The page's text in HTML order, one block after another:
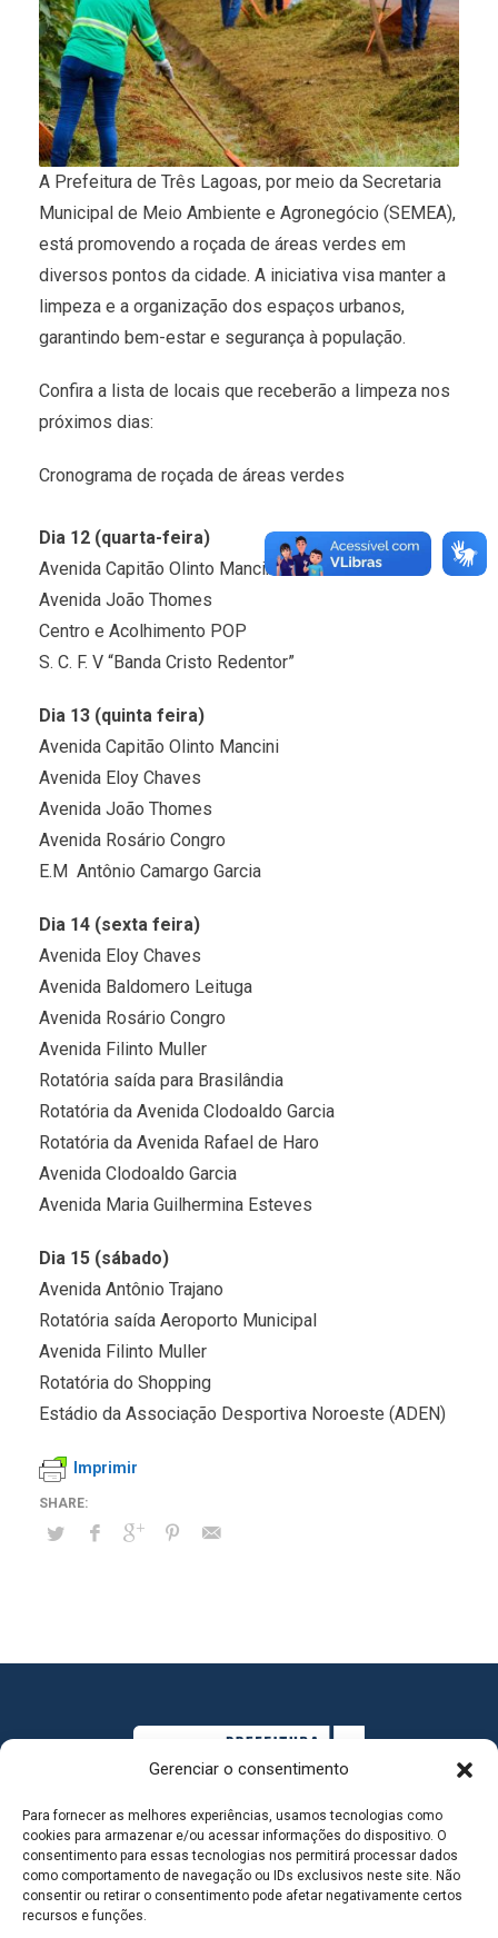
Gerenciar o consentimento
Para fornecer as melhores experiências, usamos tecnologias como
cookies para armazenar e/ou acessar informações do dispositivo. O
consentimento para essas tecnologias nos permitirá processar dados
como comportamento de navegação ou IDs exclusivos neste site. Não
consentir ou retirar o consentimento pode afetar negativamente certos
recursos e funções.
A Prefeitura de Três Lagoas, por meio da Secretaria
Municipal de Meio Ambiente e Agronegócio (SEMEA),
está promovendo a roçada de áreas verdes em
diversos pontos da cidade. A iniciativa visa manter a
limpeza e a organização dos espaços urbanos,
garantindo bem-estar e segurança à população.
Confira a lista de locais que receberão a limpeza nos
próximos dias:
Cronograma de roçada de áreas verdes
Dia 12 (quarta-feira)
Avenida Capitão Olinto Mancini
Avenida João Thomes
Centro e Acolhimento POP
S. C. F. V “Banda Cristo Redentor”
Dia 13 (quinta feira)
Avenida Capitão Olinto Mancini
Avenida Eloy Chaves
Avenida João Thomes
Avenida Rosário Congro
E.M Antônio Camargo Garcia
Dia 14 (sexta feira)
Avenida Eloy Chaves
Avenida Baldomero Leituga
Avenida Rosário Congro
Avenida Filinto Muller
Rotatória saída para Brasilândia
Rotatória da Avenida Clodoaldo Garcia
Rotatória da Avenida Rafael de Haro
Avenida Clodoaldo Garcia
Avenida Maria Guilhermina Esteves
Dia 15 (sábado)
Avenida Antônio Trajano
Rotatória saída Aeroporto Municipal
Avenida Filinto Muller
Rotatória do Shopping
Estádio da Associação Desportiva Noroeste (ADEN)
Imprimir
MAPA DO SITE